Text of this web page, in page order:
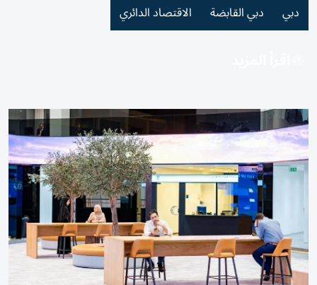
دبي دبي القابضة الاقتصاد الدائري